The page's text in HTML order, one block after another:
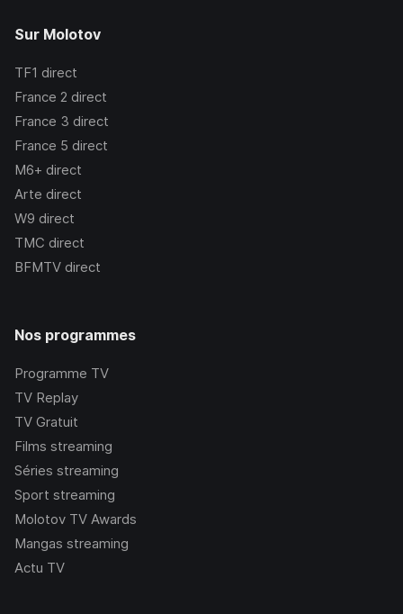
Sur Molotov
TF1 direct
France 2 direct
France 3 direct
France 5 direct
M6+ direct
Arte direct
W9 direct
TMC direct
BFMTV direct
Nos programmes
Programme TV
TV Replay
TV Gratuit
Films streaming
Séries streaming
Sport streaming
Molotov TV Awards
Mangas streaming
Actu TV